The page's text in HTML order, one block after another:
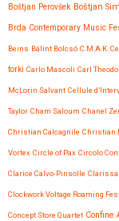
Boštjan Perovšek Boštjan
Brda Contemporary Music
Beins Bálint Bolcsó C.M.A.K.
torki Carlo Mascoli Carl
McLorin Salvant Cellule
Taylor Cham Saloum Chanel
Christian Calcagnile Christian
Vortex Circle of Pax Circolo
Clarice Calvo-Pinsolle
Clockwork Voltage Roaming
Concept Store Quartet Confine